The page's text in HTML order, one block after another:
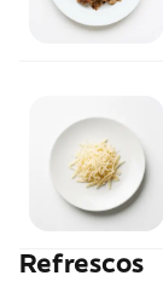
Refrescos